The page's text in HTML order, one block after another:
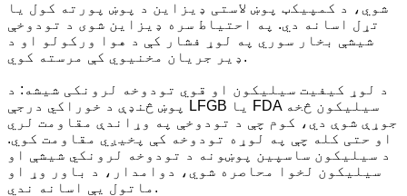
شوي، د کمپیکټ پوښ لاستی ډیزاین د پوښ پورته کول یا
تړل اسانه دي. په احتیاط سره ډیزاین شوی د تودوخې
شیشې بخار سوري په لوړ فشار کې د هوا ورکولو او د
ډیر جریان مخنیوي کې مرسته کوي.
د لوړ کیفیت سیلیکون او قوي تودوخه لرونکی شیشه: د
پوښ څنډې د خوراکي درجې LFGB یا FDA سیلیکون څخه
جوړې شوې دي، کوم چې د تودوخې په وړاندې مقاومت لري
او حتی کله چې په لوړه تودوخه کې پخیږي مقاومت کوي.
د سیلیکون ساسپین پوښونه د تودوخه لرونکي شیشې او
سیلیکون لخوا محاصره شوي، دوامدار، د باور وړ او
ماتول یې اسانه ندي.